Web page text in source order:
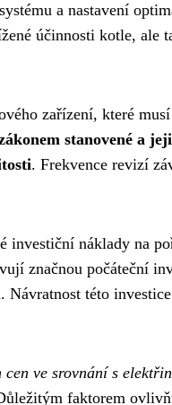
a nastavení
účinnosti kotle, ale
zařízení, které
stanovené a
. Frekvence revizí
náklady na
značnou počáteční
této
ve srovnání s
faktorem